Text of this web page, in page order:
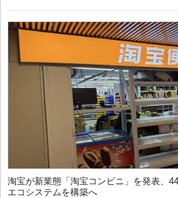
淘宝が新業態「淘宝コンビニ」を発表、
エコシステムを構築へ